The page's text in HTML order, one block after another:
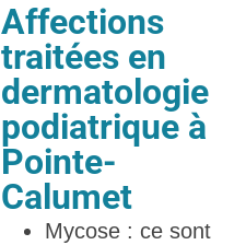
Affections
traitées en
dermatologie
podiatrique à
Pointe-
Calumet
Mycose : ce sont